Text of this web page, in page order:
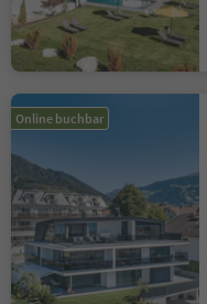
Online buchbar